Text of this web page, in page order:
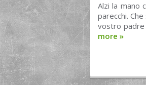
Alzi la mano
parecchi.
vostro padre
more »